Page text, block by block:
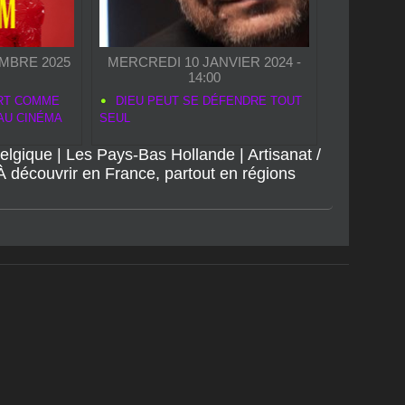
2025
COMME
CINÉMA
MERCREDI 10 JANVIER 2024 -
14:00
DIEU PEUT SE DÉFENDRE TOUT
SEUL
| Les Pays-Bas Hollande |Artisanat /
découvrir en France, partout en régions